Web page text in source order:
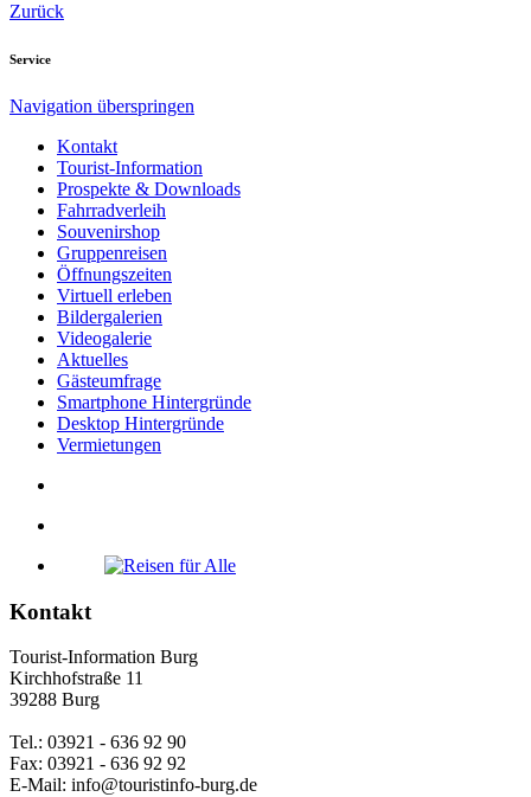
Zurück
Service
Navigation überspringen
Kontakt
Tourist-Information
Prospekte & Downloads
Fahrradverleih
Souvenirshop
Gruppenreisen
Öffnungszeiten
Virtuell erleben
Bildergalerien
Videogalerie
Aktuelles
Gästeumfrage
Smartphone Hintergründe
Desktop Hintergründe
Vermietungen
Kontakt
Tourist-Information Burg
Kirchhofstraße 11
39288 Burg
Tel.: 03921 - 636 92 90
Fax: 03921 - 636 92 92
E-Mail: info@touristinfo-burg.de